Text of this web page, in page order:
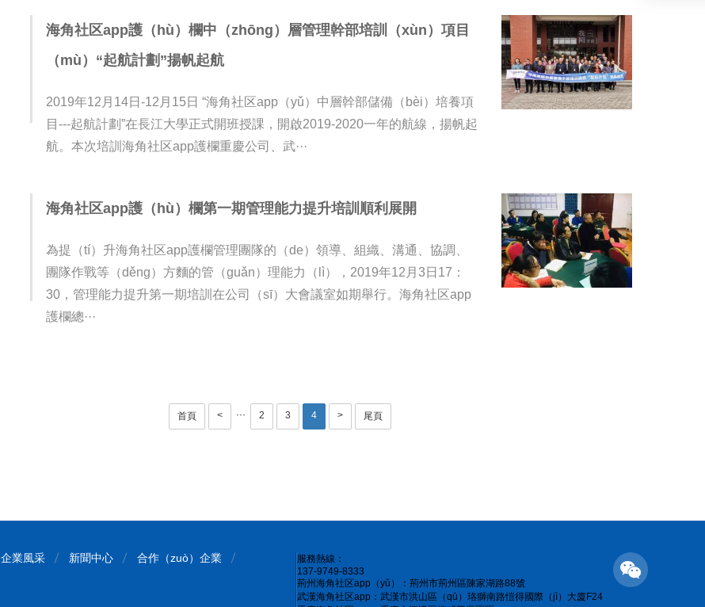
海角社区app護（hù）欄中（zhōng）層管理幹部培訓（xùn）項目
（mù）“起航計劃”揚帆起航
2019年12月14日-12月15日 “海角社区app（yǔ）中層幹部儲備（bèi）培養項
目---起航計劃”在長江大學正式開班授課，開啟2019-2020一年的航線，揚帆起
航。本次培訓海角社区app護欄重慶公司、武···
海角社区app護（hù）欄第一期管理能力提升培訓順利展開
為提（tí）升海角社区app護欄管理團隊的（de）領導、組織、溝通、協調、
團隊作戰等（děng）方麵的管（guǎn）理能力（lì），2019年12月3日17：
30，管理能力提升第一期培訓在公司（sī）大會議室如期舉行。海角社区app
護欄總···
首頁 < ··· 2 3 4 > 尾頁
企業風采 新聞中心
合作（zuò）企業
服務熱線：
137-9749-8333
荊州海角社区app（yǔ）：荊州市荊州區陳家湖路88號
武漢海角社区app：武漢市洪山區（qū）珞獅南路愷得國際（jì）大廈F24